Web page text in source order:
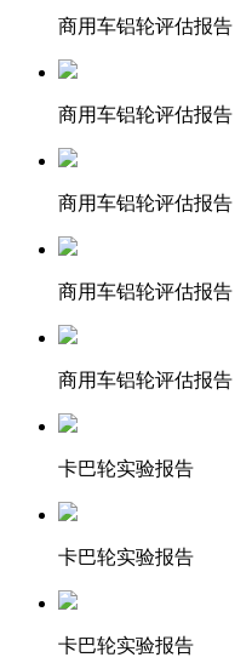
商用车铝轮评估报告
商用车铝轮评估报告
商用车铝轮评估报告
商用车铝轮评估报告
商用车铝轮评估报告
卡巴轮实验报告
卡巴轮实验报告
卡巴轮实验报告